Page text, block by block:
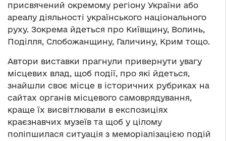
присвячений окремому регіону України або
ареалу діяльності українського національного
руху. Зокрема йдеться про Київщину, Волинь,
Поділля, Слобожанщину, Галичину, Крим тощо.
Автори виставки прагнули привернути увагу
місцевих влад, щоб події, про які йдеться,
знайшли своє місце в історичних рубриках на
сайтах органів місцевого самоврядування,
краще їх висвітлювали в експозиціях
краєзнавчих музеїв та щоб у цілому
поліпшилася ситуація з меморіалізацією подій